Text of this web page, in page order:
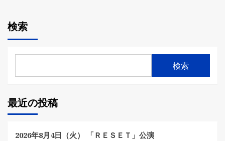
検索
検索
最近の投稿
2026年8月4日（火） 「ＲＥＳＥＴ」公演